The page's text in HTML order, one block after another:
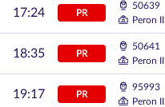
17:24 PR
50639
Peron II
18:35 PR
50641
Peron II
19:17 PR
95993
Peron II